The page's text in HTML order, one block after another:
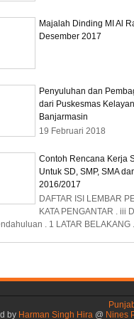
Majalah Dinding MI Al
Desember 2017
Penyuluhan dan
dari Puskesmas
Banjarmasin
19 Februari 2018
Contoh Rencana Kerja
Untuk SD, SMP, SMA
2016/2017
DAFTAR ISI LEMBAR
KATA PENGANTAR . iii
. 1 LATAR BELAKANG
by Harman Singh Hira @ Nines